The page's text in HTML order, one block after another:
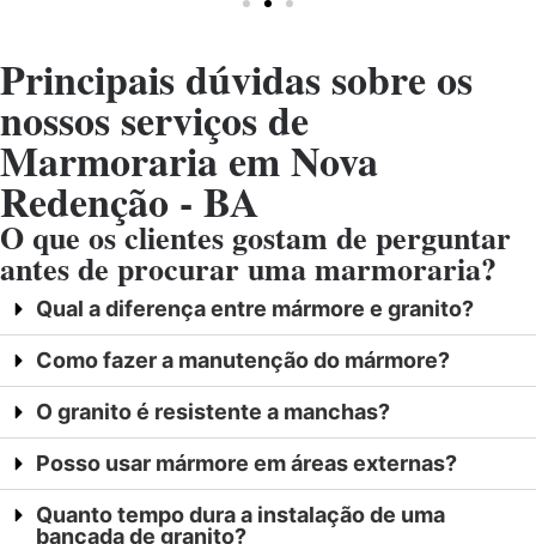
Principais dúvidas sobre os
nossos serviços de
Marmoraria em Nova
Redenção - BA
O que os clientes gostam de perguntar
antes de procurar uma marmoraria?
Qual a diferença entre mármore e granito?
Como fazer a manutenção do mármore?
O granito é resistente a manchas?
Posso usar mármore em áreas externas?
Quanto tempo dura a instalação de uma
bancada de granito?